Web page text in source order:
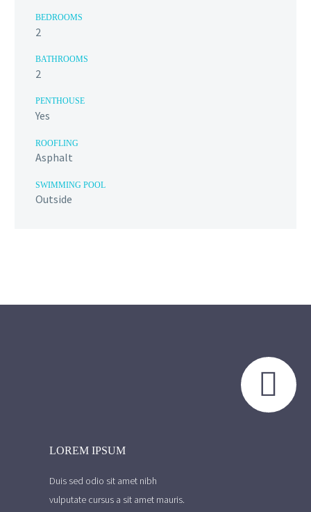
BEDROOMS
2
BATHROOMS
2
PENTHOUSE
Yes
ROOFLING
Asphalt
SWIMMING POOL
Outside


LOREM IPSUM
Duis sed odio sit amet nibh
vulputate cursus a sit amet mauris.